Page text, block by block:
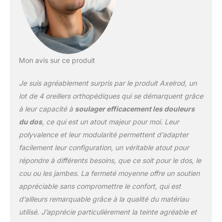
votre forme unique et à
votre soutien pour une
nuit de sommeil
corps humain, ce qui
libération de pression.
Système de soutien
multifonction : parfait
pour la récupération
après une
chirurgie/blessure. Il est
beaucoup plus facile
d'entrer et de sortir du lit.
Les oreillers réglables
peuvent construire
différentes formes en
fonction de vos besoins.
Mon avis sur ce produit
Je suis agréablement surpris par le produit Axelrod, un
lot de 4 oreillers orthopédiques qui se démarquent grâce
à leur capacité à soulager efficacement les douleurs
du dos, ce qui est un atout majeur pour moi. Leur
polyvalence et leur modularité permettent d’adapter
facilement leur configuration, un véritable atout pour
répondre à différents besoins, que ce soit pour le dos, le
cou ou les jambes. La fermeté moyenne offre un soutien
appréciable sans compromettre le confort, qui est
d’ailleurs remarquable grâce à la qualité du matériau
utilisé. J’apprécie particulièrement la teinte agréable et